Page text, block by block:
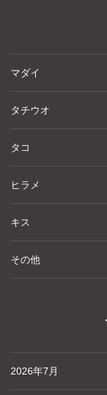
マダイ
タチウオ
タコ
ヒラメ
キス
その他
2026年7月